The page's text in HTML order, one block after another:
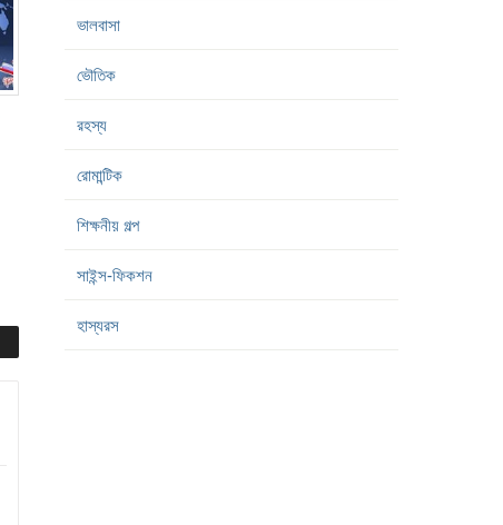
ভালবাসা
ভৌতিক
রহস্য
রোমান্টিক
শিক্ষনীয় গল্প
সাইন্স-ফিকশন
হাস্যরস